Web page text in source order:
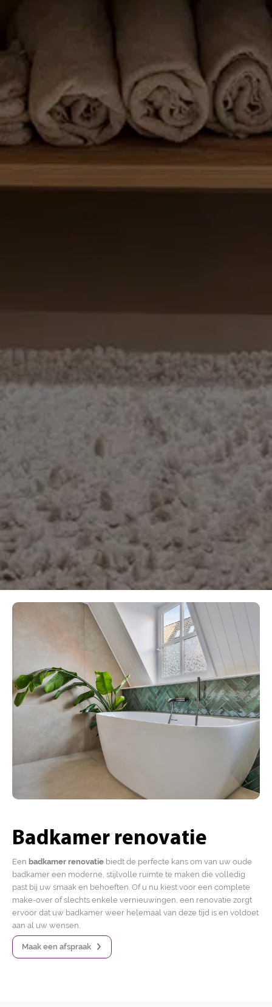
Badkamer renovatie
Een badkamer renovatie biedt de perfecte kans om van uw oude
badkamer een moderne, stijlvolle ruimte te maken die volledig
past bij uw smaak en behoeften. Of u nu kiest voor een complete
make-over of slechts enkele vernieuwingen, een renovatie zorgt
ervoor dat uw badkamer weer helemaal van deze tijd is en voldoet
aan al uw wensen.
Maak een afspraak